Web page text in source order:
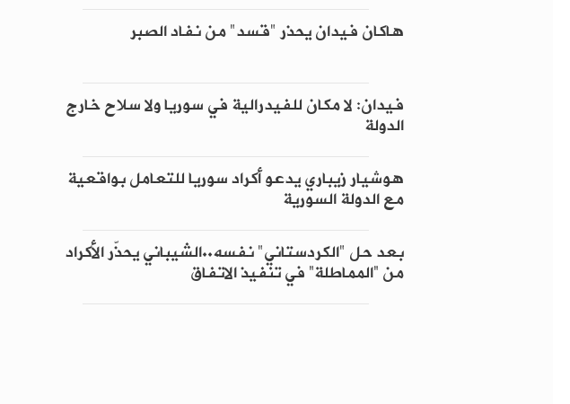
هاكان فيدان يحذر "قسد" من نفاد الصبر
فيدان: لا مكان للفيدرالية في سوريا ولا سلاح خارج
الدولة
هوشيار زيباري يدعو أكراد سوريا للتعامل بواقعية
مع الدولة السورية
بعد حل "الكردستاني" نفسه..الشيباني يحذّر الأكراد
من “المماطلة” في تنفيذ الاتفاق